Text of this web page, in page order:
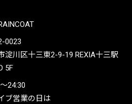
0023
淀川区十三東2-9-19 REXIA十三駅
5F
24:30
ブ営業の日は